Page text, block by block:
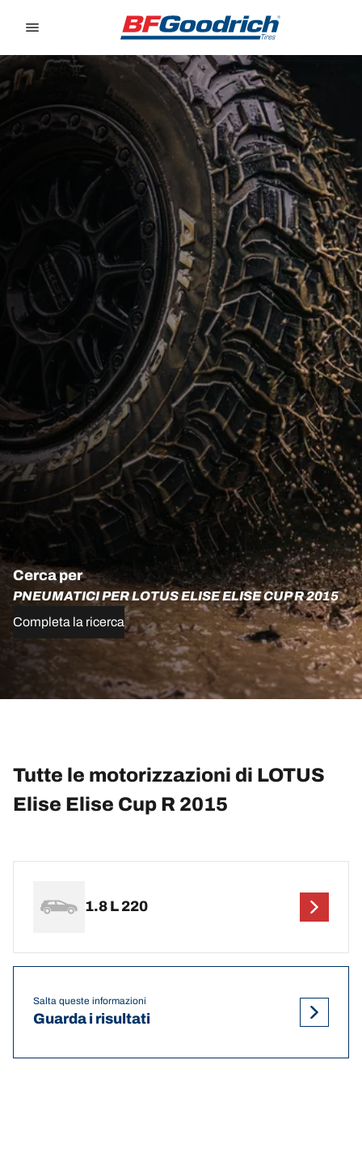
Cerca per
PNEUMATICI PER LOTUS ELISE ELISE CUP R 2015
Completa la ricerca
Tutte le motorizzazioni di LOTUS
Elise Elise Cup R 2015
1.8 L 220
Salta queste informazioni
Guarda i risultati